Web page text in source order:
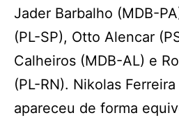
Jader Barbalho (MDB-
(PL-SP), Otto Alencar
Calheiros (MDB-AL) e
(PL-RN). Nikolas
apareceu de forma